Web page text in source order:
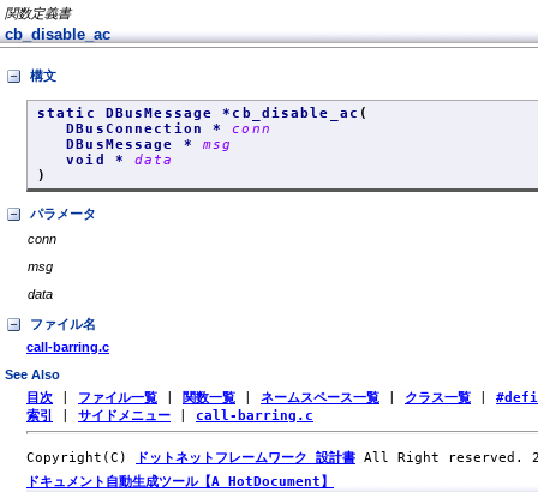
関数定義書
cb_disable_ac
構文
static DBusMessage *cb_disable_ac (
DBusConnection *conn
DBusMessage * msg
void *data
)
パラメータ
conn
msg
data
ファイル名
call-barring.c
See Also
目次 ファイル一覧 関数一覧 ネームスペース一覧 クラス一覧
索引
サイドメニュー call-barring.c
Copyright(C) ドットネットフレームワーク 設計書 All Right reserved.
ドキュメント自動生成ツール【A HotDocument】